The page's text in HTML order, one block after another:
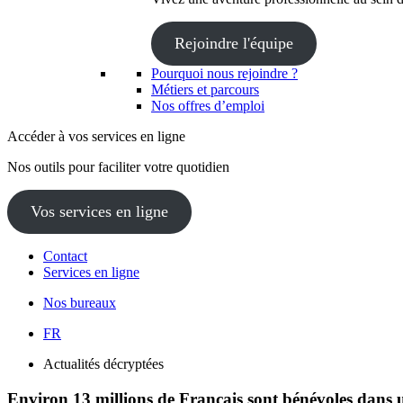
Rejoindre l'équipe
Pourquoi nous rejoindre ?
Métiers et parcours
Nos offres d’emploi
Accéder à vos services en ligne
Nos outils pour faciliter votre quotidien
Vos services en ligne
Contact
Services en ligne
Nos bureaux
FR
Actualités décryptées
Environ 13 millions de Français sont bénévoles dans